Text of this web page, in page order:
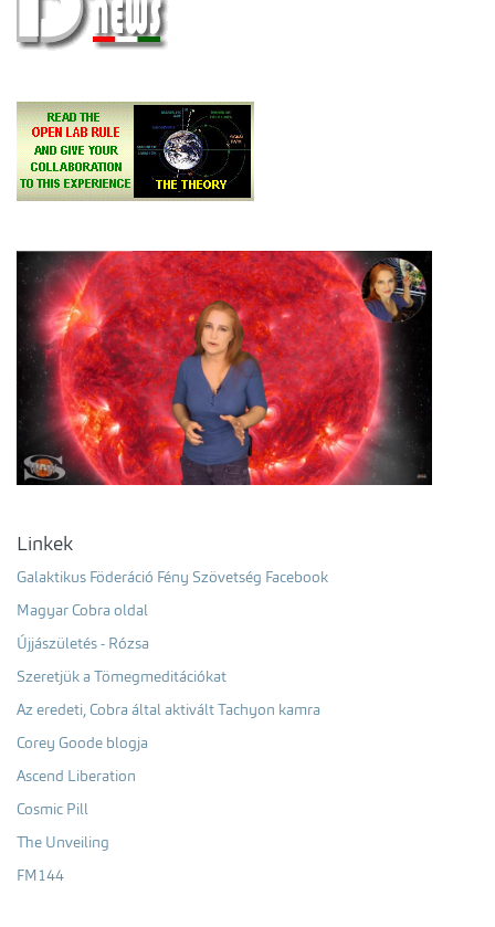
Linkek
Galaktikus Föderáció Fény Szövetség Facebook
Magyar Cobra oldal
Újjászületés - Rózsa
Szeretjük a Tömegmeditációkat
Az eredeti, Cobra által aktivált Tachyon kamra
Corey Goode blogja
Ascend Liberation
Cosmic Pill
The Unveiling
FM144